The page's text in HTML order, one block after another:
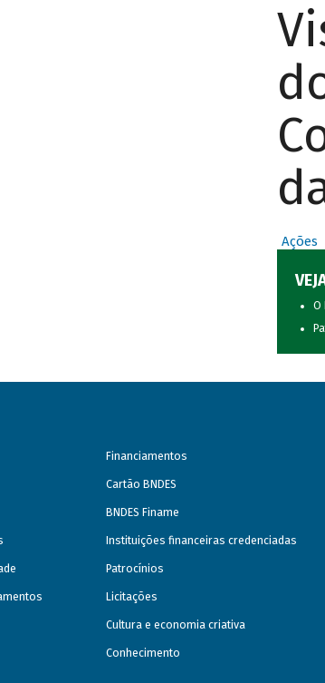
Ações
O
Financiamentos
Cartão BNDES
BNDES Finame
Instituições financeiras credenciadas
Patrocínios
Licitações
Cultura e economia criativa
Conhecimento